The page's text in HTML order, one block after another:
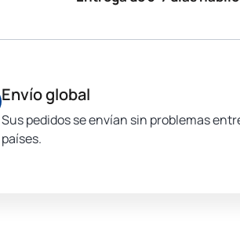
Envío global
Sus pedidos se envían sin problemas
países.